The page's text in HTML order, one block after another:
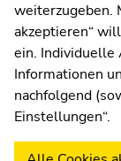
Wetterstation
weiterzugeben.
akzeptieren“
ein.
Informationen
nachfolgend
Einstellungen“.